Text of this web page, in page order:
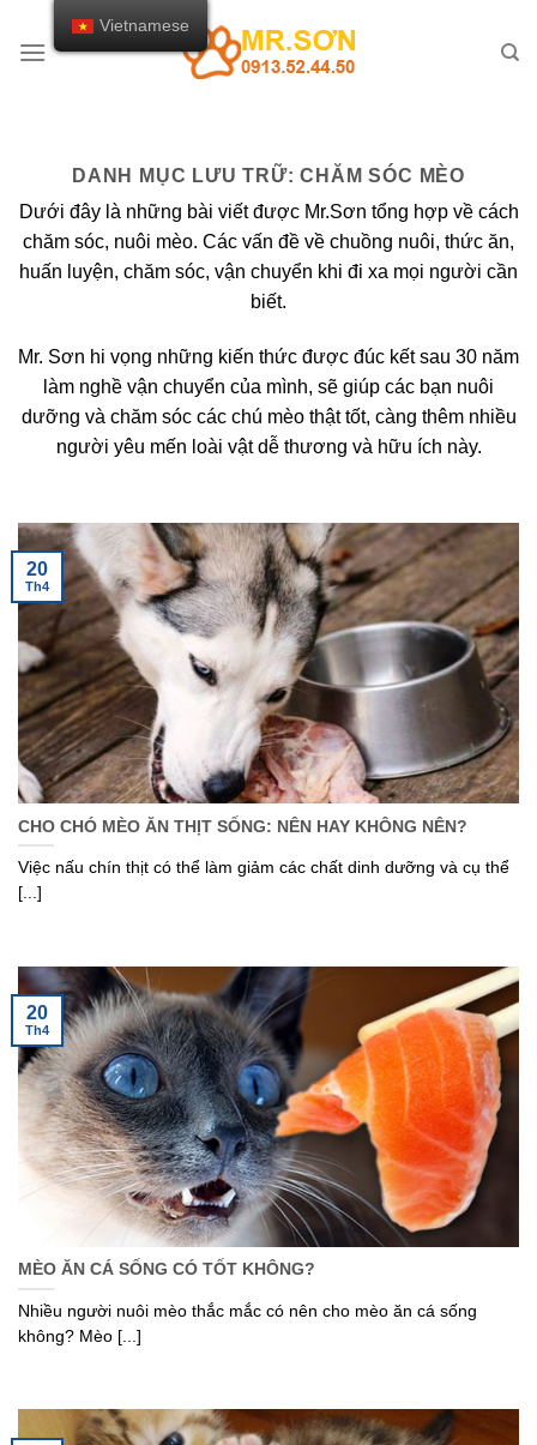
đến
DANH MỤC LƯU TRỮ:CHĂM SÓC MÈO
Dưới đây là những bài viết được Mr.Sơn tổng hợp về cách
chăm sóc, nuôi mèo. Các vấn đề về chuồng nuôi, thức ăn,
huấn luyện, chăm sóc, vận chuyển khi đi xa mọi người cần
biết.
Mr. Sơn hi vọng những kiến thức được đúc kết sau 30 năm
làm nghề vận chuyển của mình, sẽ giúp các bạn nuôi
dưỡng và chăm sóc các chú mèo thật tốt, càng thêm nhiều
người yêu mến loài vật dễ thương và hữu ích này.
CHO CHÓ MÈO ĂN THỊT SỐNG: NÊN HAY KHÔNG NÊN?
Việc nấu chín thịt có thể làm giảm các chất dinh dưỡng và cụ thể
[...]
20
Th4
MÈO ĂN CÁ SỐNG CÓ TỐT KHÔNG?
Nhiều người nuôi mèo thắc mắc có nên cho mèo ăn cá sống
không? Mèo [...]
20
Th4
Vietnamese